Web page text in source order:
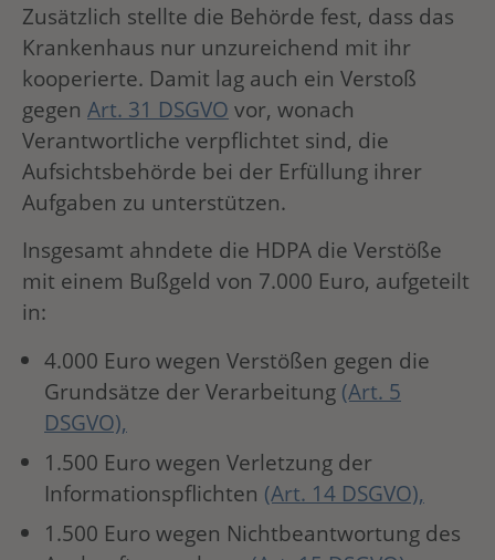
Zusätzlich stellte die Behörde fest, dass das
Krankenhaus nur unzureichend mit ihr
kooperierte. Damit lag auch ein Verstoß
gegen Art. 31 DSGVO vor, wonach
Verantwortliche verpflichtet sind, die
Aufsichtsbehörde bei der Erfüllung ihrer
Aufgaben zu unterstützen.
Insgesamt ahndete die HDPA die Verstöße
mit einem Bußgeld von 7.000 Euro, aufgeteilt
in:
4.000 Euro wegen Verstößen gegen die
Grundsätze der Verarbeitung (Art. 5
DSGVO),
1.500 Euro wegen Verletzung der
Informationspflichten (Art. 14 DSGVO),
1.500 Euro wegen Nichtbeantwortung des